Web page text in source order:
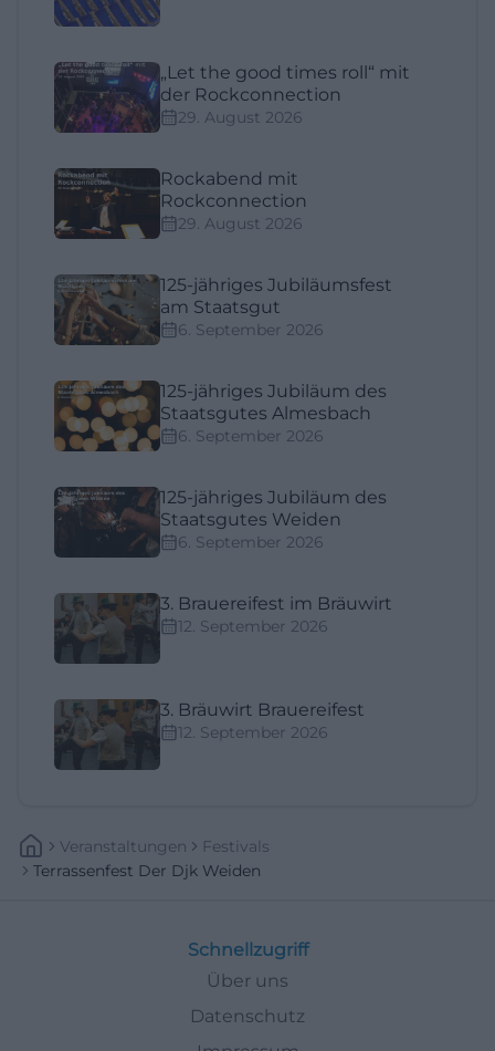
„Let the good times roll“ mit
der Rockconnection
29. August 2026
Rockabend mit
Rockconnection
29. August 2026
125-jähriges Jubiläumsfest
am Staatsgut
6. September 2026
125-jähriges Jubiläum des
Staatsgutes Almesbach
6. September 2026
125-jähriges Jubiläum des
Staatsgutes Weiden
6. September 2026
3. Brauereifest im Bräuwirt
12. September 2026
3. Bräuwirt Brauereifest
12. September 2026
Veranstaltungen
Festivals
Terrassenfest Der Djk Weiden
Schnellzugriff
Über uns
Datenschutz